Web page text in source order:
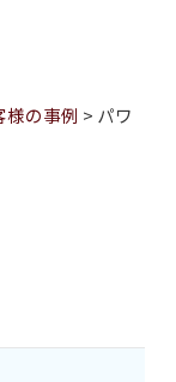
様の事例 > パワ
ン